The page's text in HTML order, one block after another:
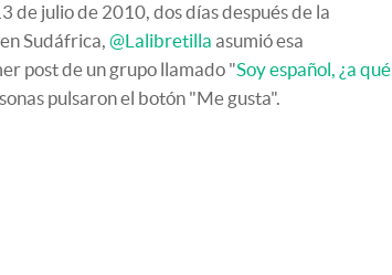
de julio de 2010, dos días después de la
Sudáfrica, @Lalibretilla asumió esa
post de un grupo llamado "Soy español, ¿a qué
pulsaron el botón "Me gusta".